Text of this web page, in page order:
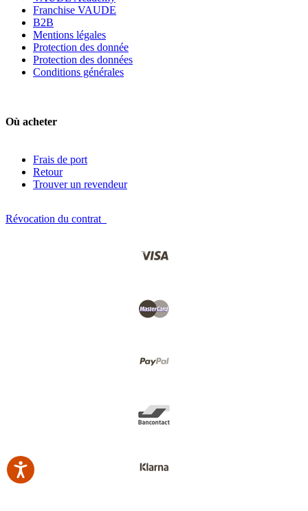
Franchise VAUDE
B2B
Mentions légales
Protection des donnée
Protection des données
Conditions générales
Où acheter
Frais de port
Retour
Trouver un revendeur
Révocation du contrat